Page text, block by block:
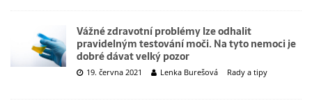
Vážné zdravotní problémy lze odhalit
pravidelným testování moči. Na tyto nemoci je
dobré dávat velký pozor
19. června 2021 Lenka Burešová Rady a tipy